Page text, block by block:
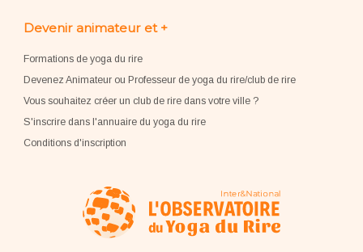
Devenir animateur et +
Formations de yoga du rire
Devenez Animateur ou Professeur de yoga du rire/club de rire
Vous souhaitez créer un club de rire dans votre ville ?
S'inscrire dans l'annuaire du yoga du rire
Conditions d'inscription